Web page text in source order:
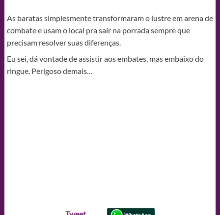
As baratas simplesmente transformaram o lustre em arena de
combate e usam o local pra sair na porrada sempre que
precisam resolver suas diferenças.
Eu sei, dá vontade de assistir aos embates, mas embaixo do
ringue. Perigoso demais…